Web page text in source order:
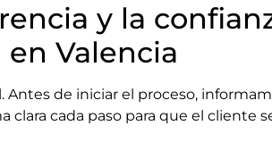
y la
Valencia
de iniciar el proceso,
clara cada paso para que el cliente